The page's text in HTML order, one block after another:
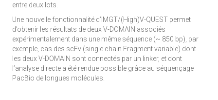
entre deux lots.
Une nouvelle fonctionnalité d’IMGT/(High)V-QUEST permet
d’obtenir les résultats de deux V-DOMAIN associés
expérimentalement dans une même séquence (~ 850 bp), par
exemple, cas des scFv (single chain Fragment variable) dont
les deux V-DOMAIN sont connectés par un linker, et dont
l’analyse directe a été rendue possible grâce au séquençage
PacBio de longues molécules.